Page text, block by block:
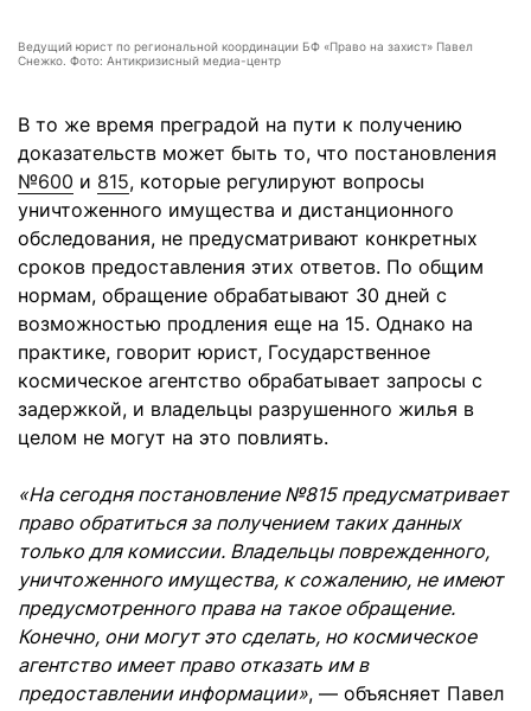
Ведущий юрист по региональной координации БФ «Право на захист» Павел
Снежко. Фото: Антикризисный медиа-центр
В то же время преградой на пути к получению
доказательств может быть то, что постановления
№600 и 815, которые регулируют вопросы
уничтоженного имущества и дистанционного
обследования, не предусматривают конкретных
сроков предоставления этих ответов. По общим
нормам, обращение обрабатывают 30 дней с
возможностью продления еще на 15. Однако на
практике, говорит юрист, Государственное
космическое агентство обрабатывает запросы с
задержкой, и владельцы разрушенного жилья в
целом не могут на это повлиять.
«На сегодня постановление №815 предусматривает
право обратиться за получением таких данных
только для комиссии. Владельцы поврежденного,
уничтоженного имущества, к сожалению, не имеют
предусмотренного права на такое обращение.
Конечно, они могут это сделать, но космическое
агентство имеет право отказать им в
предоставлении информации», — объясняет Павел